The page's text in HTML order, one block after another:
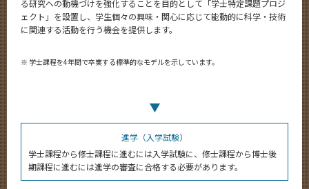
る研究への動機づけを強化することを目的として「学士特定課題プロジ
ェクト」を設置し、学生個々の興味・関心に応じて能動的に科学・技術
に関連する活動を行う機会を提供します。
※ 学士課程を4年間で卒業する標準的なモデルを示しています。
進学（入学試験）
学士課程から修士課程に進むには入学試験に、修士課程から博士後
期課程に進むには進学の審査に合格する必要があります。